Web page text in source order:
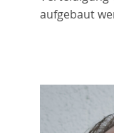
aufgebaut